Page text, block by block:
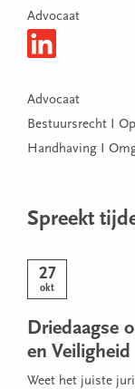
Advocaat
Advocaat
Bestuursrecht I
Handhaving I
Spreekt
27
okt
Driedaagse
en Veiligheid
Weet het juiste